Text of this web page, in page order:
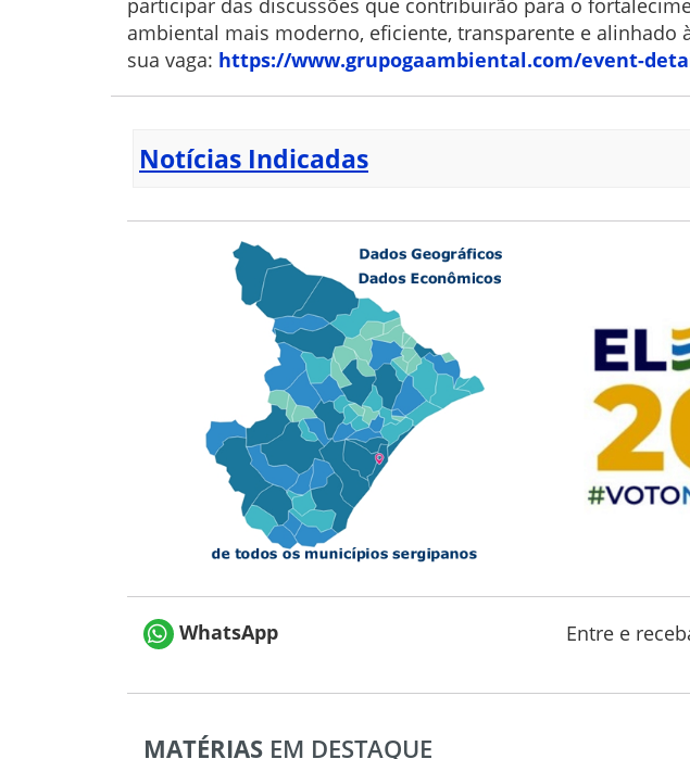
ambiental mais moderno, eficiente, transparente e alinhado
sua vaga: https://www.grupogaambiental.com/event-
Notícias Indicadas
WhatsApp Entre e
MATÉRIAS EM DESTAQUE